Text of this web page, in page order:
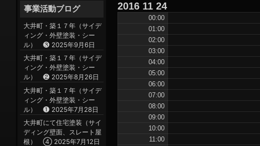
ョ
ン
2016 11 24
00:00
01:00
02:00
03:00
04:00
05:00
06:00
07:00
08:00
09:00
10:00
11:00
象:
事業活動ブログ
大井町・築１７年（サイデ
ィング・外壁塗装・シー
ル） ❸ 2025年9月6日
大井町・築１７年（サイデ
ィング・外壁塗装・シー
ル） ❷ 2025年8月26日
大井町・築１７年（サイデ
ィング・外壁塗装・シー
ル） ❶ 2025年7月28日
大井町にて住宅塗装（サイ
ディング壁面、スレート屋
根） ④ 2025年7月12日